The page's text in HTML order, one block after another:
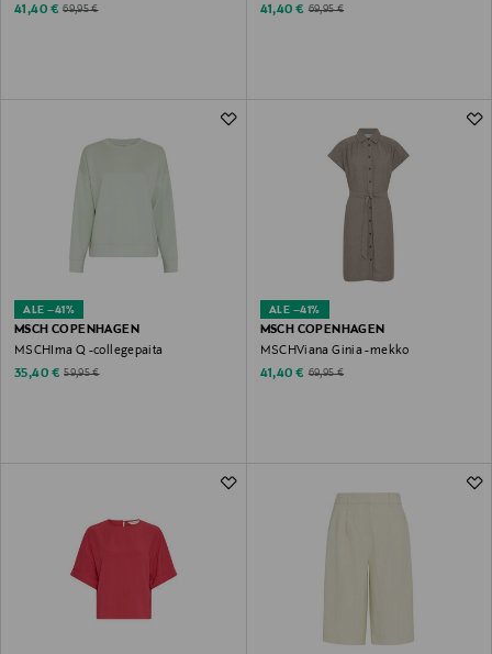
Discounted Price
41,40 € Original Price
69,95 €
Discounted Price
41,40 € Original Price
69,95 €
ALE –41%
MSCH COPENHAGEN
MSCHIma Q -collegepaita
Discounted Price
35,40 € Original Price
59,95 €
ALE –41%
MSCH COPENHAGEN
MSCHViana Ginia -mekko
Discounted Price
41,40 € Original Price
69,95 €